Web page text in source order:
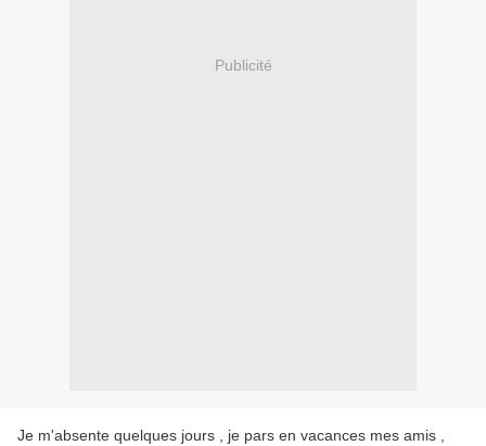
Publicité
Je m'absente quelques jours , je pars en vacances mes amis ,